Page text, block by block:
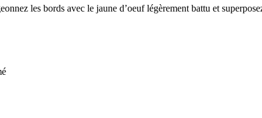
les bords avec le jaune d’oeuf légèrement battu et